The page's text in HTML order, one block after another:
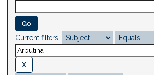
Current filters: